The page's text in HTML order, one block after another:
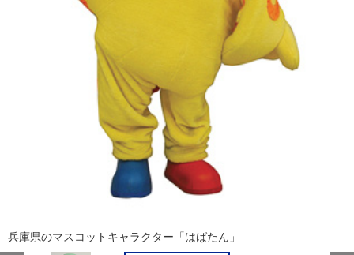
兵庫県のマスコットキャラクター「はばたん」